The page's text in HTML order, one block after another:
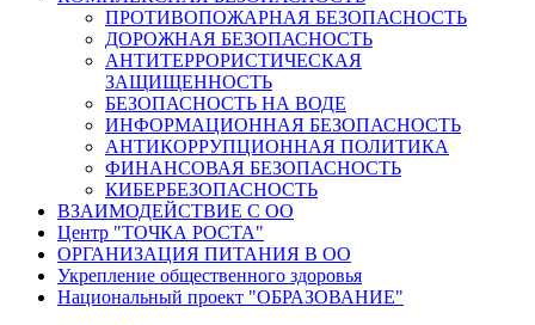
ПРОТИВОПОЖАРНАЯ БЕЗОПАСНОСТЬ
ДОРОЖНАЯ БЕЗОПАСНОСТЬ
АНТИТЕРРОРИСТИЧЕСКАЯ
ЗАЩИЩЕННОСТЬ
БЕЗОПАСНОСТЬ НА ВОДЕ
ИНФОРМАЦИОННАЯ БЕЗОПАСНОСТЬ
АНТИКОРРУПЦИОННАЯ ПОЛИТИКА
ФИНАНСОВАЯ БЕЗОПАСНОСТЬ
КИБЕРБЕЗОПАСНОСТЬ
ВЗАИМОДЕЙСТВИЕ С ОО
Центр "ТОЧКА РОСТА"
ОРГАНИЗАЦИЯ ПИТАНИЯ В ОО
Укрепление общественного здоровья
Национальный проект "ОБРАЗОВАНИЕ"